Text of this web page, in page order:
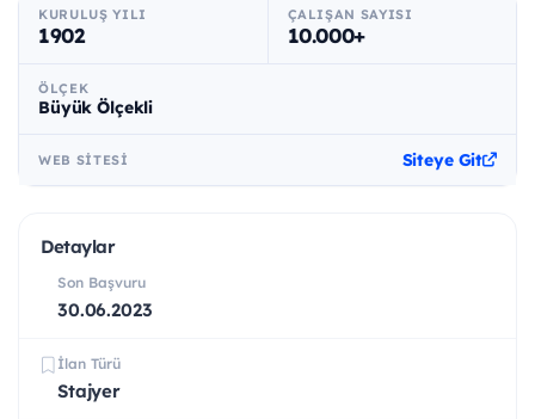
KURULUŞ YILI
1902
ÇALIŞAN SAYISI
10.000+
ÖLÇEK
Büyük Ölçekli
WEB SITESI Siteye Git
Detaylar
Son Başvuru
30.06.2023
İlan Türü
Stajyer